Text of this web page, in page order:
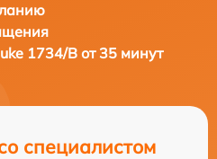
1734/B от 35 минут
специалистом